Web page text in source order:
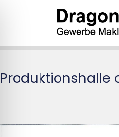
Produktionshalle